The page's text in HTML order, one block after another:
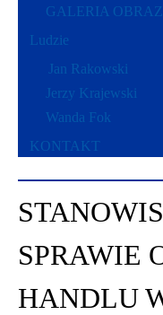
GALERIA
Ludzie
Jan Rakowski
Jerzy Krajewski
Wanda Fok
KONTAKT
SPRAWIE
HANDLU